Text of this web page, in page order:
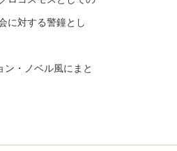
に対する警鐘とし
・ノベル風にまと